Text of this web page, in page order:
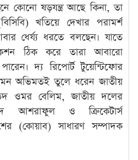
কোনো ষড়যন্ত্র আছে কিনা, তা
খতিয়ে দেখার পরামর্শ
ধের্য্য ধরতে বলছেন। যাতে
ঠিক করে তারা আবারো
দ্য রিপোর্ট টুয়েন্টিফোর
অভিমতই তুলে ধরেন জাতীয়
ওমর বেলিম, জাতীয় দলের
আশরাফুল ও ক্রিকেটার্স
(কোয়াব) সাধারণ সম্পাদক